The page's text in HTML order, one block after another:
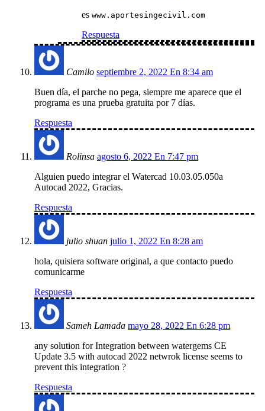
es www.aportesingecivil.com
Respuesta
Camilo septiembre 2, 2022 En 8:34 am
Buen día, el parche no pega, siempre me aparece que el
programa es una prueba gratuita por 7 días.
Respuesta
Rolinsa agosto 6, 2022 En 7:47 pm
Alguien puedo integrar el Watercad 10.03.05.050a
Autocad 2022, Gracias.
Respuesta
julio shuan julio 1, 2022 En 8:28 am
hola, quisiera software original, a que contacto puedo
comunicarme
Respuesta
Sameh Lamada mayo 28, 2022 En 6:28 pm
any solution for Integration between watergems CE
Update 3.5 with autocad 2022 netwrok license seems to
prevent this integration ?
Respuesta